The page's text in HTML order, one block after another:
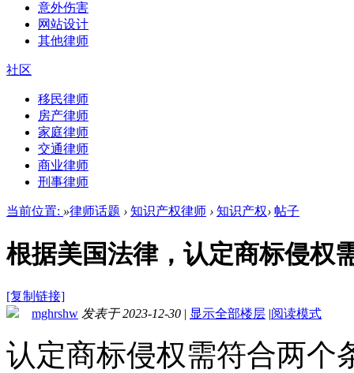
意外伤害
网站设计
其他律师
社区
移民律师
房产律师
家庭律师
交通律师
商业律师
刑事律师
当前位置: »律师话题 › 知识产权律师 › 知识产权› 帖子
根据美国法律，认定商标侵权
[复制链接]
mghrshw 发表于 2023-12-30 | 显示全部楼层 |阅读模式
认定商标侵权需符合两个